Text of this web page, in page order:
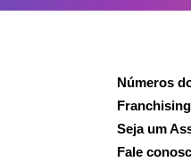
Números
Seja um
Fale